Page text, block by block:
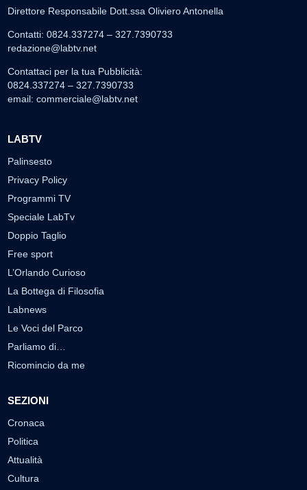
Direttore Responsabile Dott.ssa Oliviero Antonella
Contatti: 0824.337274 – 327.7390733
redazione@labtv.net
Contattaci per la tua Pubblicità:
0824.337274 – 327.7390733
email: commerciale@labtv.net
LABTV
Palinsesto
Privacy Policy
Programmi TV
Speciale LabTv
Doppio Taglio
Free sport
L’Orlando Curioso
La Bottega di Filosofia
Labnews
Le Voci del Parco
Parliamo di…
Ricomincio da me
SEZIONI
Cronaca
Politica
Attualità
Cultura